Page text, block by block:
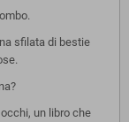
sfilata di bestie
un libro che